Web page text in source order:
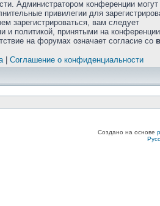
Администратором конференции
привилегии для
зарегистрироваться, вам следует
и политикой, принятыми на
на форумах означает согласие со
| Соглашение о конфиденциальности
Создано на основе